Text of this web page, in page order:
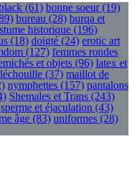
(61) bonne soeur(19)
bureau (28) burqa et
historique (196)
(18) doigté (24) erotic art
(127) femmes rondes
et objets (96) latex et
léchouille (37) maillot de
nymphettes (157) pantalons
Shemales et Trans (243)
sperme et éjaculation (43)
âge (83) uniformes (28)